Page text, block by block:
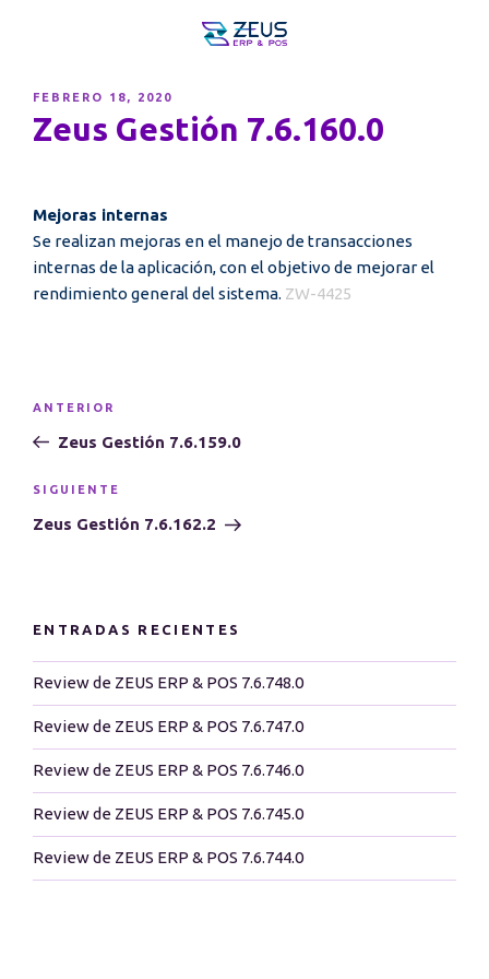
PUBLICADO
EL
FEBRERO 18, 2020
Zeus Gestión 7.6.160.0
Mejoras internas
Se realizan mejoras en el manejo de transacciones
internas de la aplicación, con el objetivo de mejorar el
rendimiento general del sistema. ZW-4425
entradas
Entrada
anterior:
ANTERIOR
Zeus Gestión 7.6.159.0
Siguiente
entrada
SIGUIENTE
Zeus Gestión 7.6.162.2
ENTRADAS RECIENTES
Review de ZEUS ERP & POS 7.6.748.0
Review de ZEUS ERP & POS 7.6.747.0
Review de ZEUS ERP & POS 7.6.746.0
Review de ZEUS ERP & POS 7.6.745.0
Review de ZEUS ERP & POS 7.6.744.0